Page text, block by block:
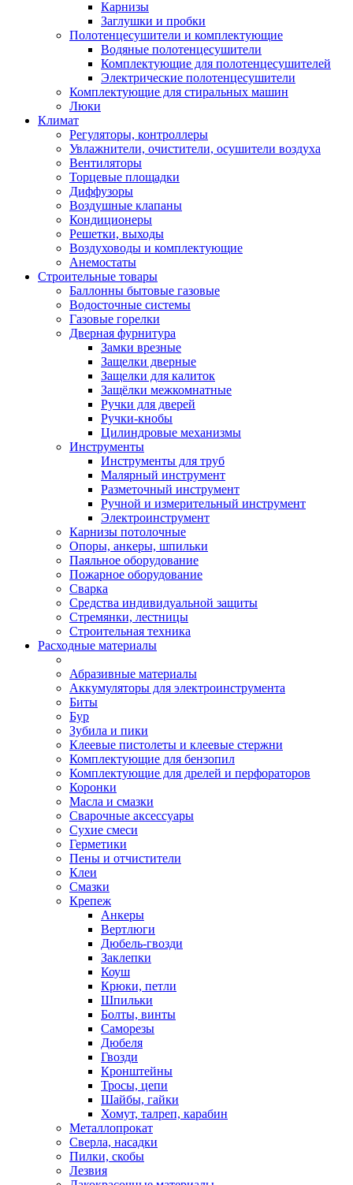
Карнизы
Заглушки и пробки
Полотенцесушители и комплектующие
Водяные полотенцесушители
Комплектующие для полотенцесушителей
Электрические полотенцесушители
Комплектующие для стиральных машин
Люки
Климат
Регуляторы, контроллеры
Увлажнители, очистители, осушители воздуха
Вентиляторы
Торцевые площадки
Диффузоры
Воздушные клапаны
Кондиционеры
Решетки, выходы
Воздуховоды и комплектующие
Анемостаты
Строительные товары
Баллонны бытовые газовые
Водосточные системы
Газовые горелки
Дверная фурнитура
Замки врезные
Защелки дверные
Защелки для калиток
Защёлки межкомнатные
Ручки для дверей
Ручки-кнобы
Цилиндровые механизмы
Инструменты
Инструменты для труб
Малярный инструмент
Разметочный инструмент
Ручной и измерительный инструмент
Электроинструмент
Карнизы потолочные
Опоры, анкеры, шпильки
Паяльное оборудование
Пожарное оборудование
Сварка
Средства индивидуальной защиты
Стремянки, лестницы
Строительная техника
Расходные материалы
Абразивные материалы
Аккумуляторы для электроинструмента
Биты
Бур
Зубила и пики
Клеевые пистолеты и клеевые стержни
Комплектующие для бензопил
Комплектующие для дрелей и перфораторов
Коронки
Масла и смазки
Сварочные аксессуары
Сухие смеси
Герметики
Пены и отчистители
Клеи
Смазки
Крепеж
Анкеры
Вертлюги
Дюбель-гвозди
Заклепки
Коуш
Крюки, петли
Шпильки
Болты, винты
Саморезы
Дюбеля
Гвозди
Кронштейны
Тросы, цепи
Шайбы, гайки
Хомут, талреп, карабин
Металлопрокат
Сверла, насадки
Пилки, скобы
Лезвия